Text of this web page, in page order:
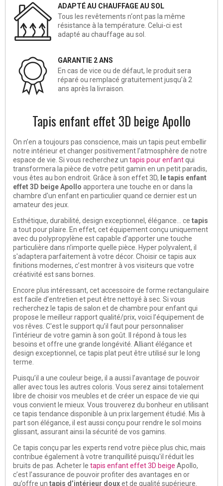
ADAPTÉ AU CHAUFFAGE AU SOL
Tous les revêtements n‘ont pas la même
résistance à la température. Celui-ci est
adapté au chauffage au sol.
GARANTIE 2 ANS
En cas de vice ou de défaut, le produit sera
réparé ou remplacé gratuitement jusqu’à 2
ans après la livraison.
Tapis enfant effet 3D beige Apollo
On n’en a toujours pas conscience, mais un tapis peut embellir
notre intérieur et changer positivement l’atmosphère de notre
espace de vie. Si vous recherchez un tapis pour enfantqui
transformera la pièce de votre petit gamin en un petit paradis,
vous êtes au bon endroit. Grâce à son effet 3D, le tapis enfant
effet 3D beige Apollo apportera une touche en or dans la
chambre d'un enfant en particulier quand ce dernier est un
amateur des jeux.
Esthétique, durabilité, design exceptionnel, élégance… ce tapis
a tout pour plaire. En effet, cet équipement conçu uniquement
avec du polypropylène est capable d’apporter une touche
particulière dans n’importe quelle pièce. Hyper polyvalent, il
s'adaptera parfaitement à votre décor. Choisir ce tapis aux
finitions modernes, c’est montrer à vos visiteurs que votre
créativité est sans bornes.
Encore plus intéressant, cet accessoire de forme rectangulaire
est facile d’entretien et peut être nettoyé à sec. Si vous
recherchez le tapis de salon et de chambre pour enfant qui
propose le meilleur rapport qualité/prix, voici l’équipement de
vos rêves. C'est le support qu’il faut pour personnaliser
l'intérieur de votre gamin à son goût. Il répond à tous les
besoins et offre une grande longévité. Alliant élégance et
design exceptionnel, ce tapis plat peut être utilisé sur le long
terme.
Puisqu’il a une couleur beige, il a aussi l’avantage de pouvoir
aller avec tous les autres coloris. Vous serez ainsi totalement
libre de choisir vos meubles et de créer un espace de vie qui
vous convient le mieux. Vous trouverez du bonheur en utilisant
ce tapis tendance disponible à un prix largement étudié. Mis à
part son élégance, il est aussi conçu pour rendre le sol moins
glissant, assurant ainsi la sécurité de vos gamins.
Ce tapis conçu par les experts rend votre pièce plus chic, mais
contribue également à votre tranquillité puisqu'il réduit les
bruits de pas. Acheter le tapis enfant effet 3D beige Apollo,
c’est l’assurance de pouvoir profiter des avantages en or
qu’offre un tapis d’intérieur douxet de qualité supérieure.